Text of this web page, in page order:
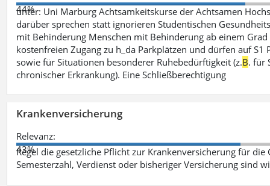
44%
unter: Uni Marburg Achtsamkeitskurse der Achtsamen
darüber sprechen statt ignorieren Studentischen
mit Behinderung Menschen mit Behinderung ab einem
kostenfreien Zugang zu h_da Parkplätzen und dürfen auf
sowie für Situationen besonderer Ruhebedürftigkeit (z.B. für
chronischer Erkrankung). Eine Schließberechtigung
Krankenversicherung
Relevanz:
43%
Regel die gesetzliche Pflicht zur Krankenversicherung für
Semesterzahl, Verdienst oder bisheriger Versicherung sind